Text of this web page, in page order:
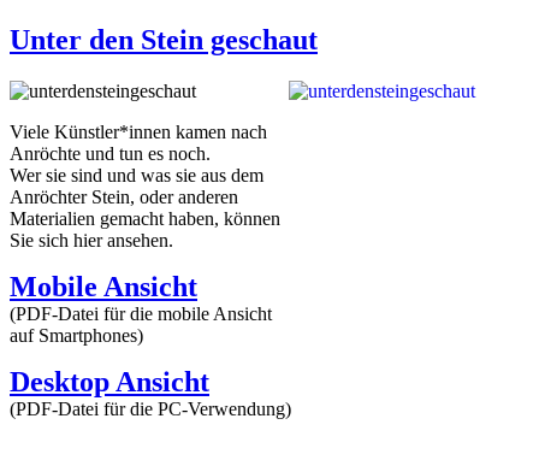
Unter den Stein geschaut
Viele Künstler*innen kamen nach
Anröchte und tun es noch.
Wer sie sind und was sie aus dem
Anröchter Stein, oder anderen
Materialien gemacht haben, können
Sie sich hier ansehen.
Mobile Ansicht
(PDF-Datei für die mobile Ansicht
auf Smartphones)
Desktop Ansicht
(PDF-Datei für die PC-Verwendung)